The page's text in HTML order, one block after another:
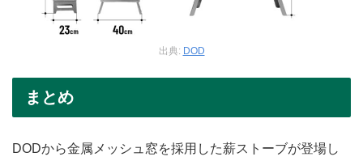
出典: DOD
まとめ
DODから金属メッシュ窓を採用した薪ストーブが登場し